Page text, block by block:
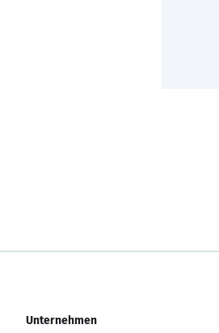
Unternehmen